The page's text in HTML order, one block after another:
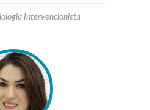
Intervencionista